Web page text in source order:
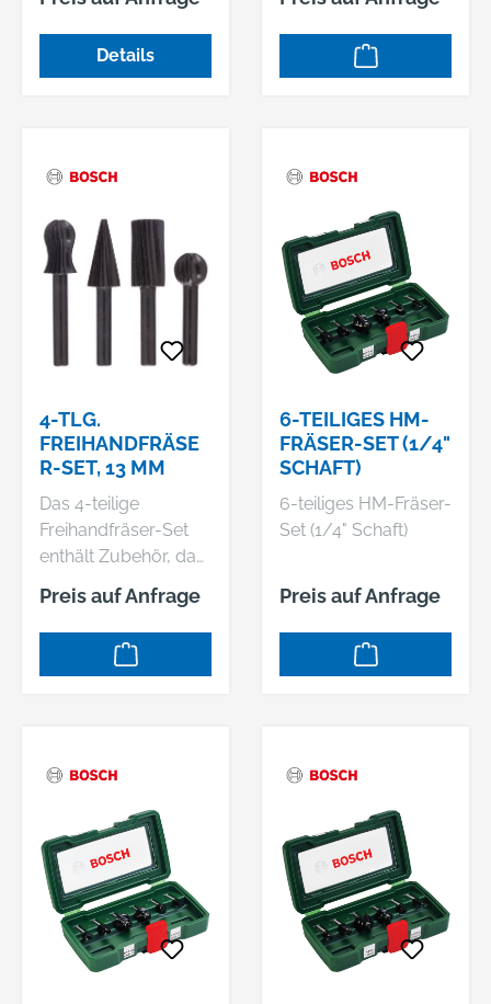
Werksnorm • DIN
1835-B • Drallwinkel
als Umfangsfräser •
Stirn-, seitliches und
diagonales Fräsen •
Scharfkantig
Details
und Arbeiten auf
verschiedenen
Formen von
Freihandfräser in
kegelförmig,
wodurch das Set
ideal für viele
Anwendungen ist.
4-TLG.
FREIHANDFRÄSE
R-SET, 13 MM
Das 4-teilige
Freihandfräser-Set
enthält Zubehör, das
das Entgraten von
und Arbeiten auf
verschiedenen
Formen von vielen
die Formen konkav,
zylindrisch und rund.
Dadurch ist das Set
ideal für
verschiedene
Anwendungen in
Holz und
Nichteisenmetallen
Preis auf Anfrage
6-TEILIGES HM-
FRÄSER-SET (1/4"
SCHAFT)
6-teiliges HM-Fräser-
Set (1/4" Schaft)
Preis auf Anfrage